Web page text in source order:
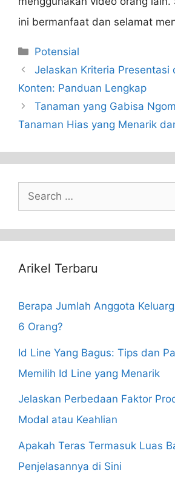
ini bermanfaat dan selamat
Categories
Potensial
Jelaskan Kriteria Presentasi
Konten: Panduan Lengkap
Tanaman yang Gabisa
Tanaman Hias yang Menarik
Search
for:
Arikel Terbaru
Berapa Jumlah Anggota
6 Orang?
Id Line Yang Bagus: Tips dan
Memilih Id Line yang Menarik
Jelaskan Perbedaan Faktor
Modal atau Keahlian
Apakah Teras Termasuk Luas
Penjelasannya di Sini